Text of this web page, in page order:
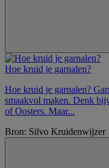
Hoe kruid je garnalen?
Hoe kruid je garnalen?
smaakvol maken. Denk
of Oosters. Maar...
Bron: Silvo Kruidenwijzer